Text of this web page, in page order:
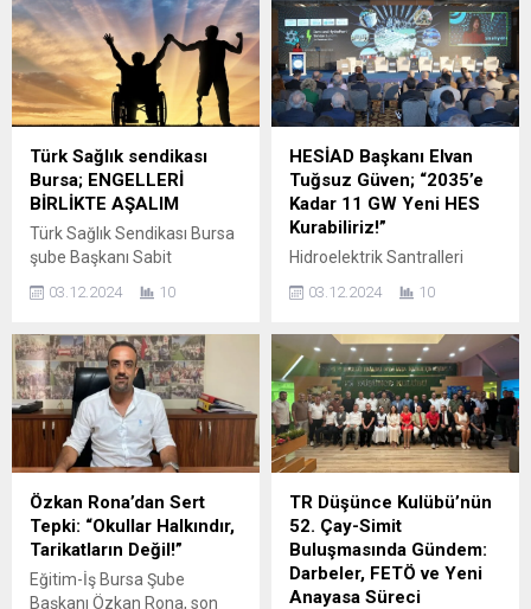
Bu kapsamda Bursa
Karacabey İlçesinde Hürriyet
Köyü Gençlik ve Kadın
Dayanışma Derneği Başkanı
Bayram Efe ve üyeleri de bu
programlara katıldılar. Bu
kapsamda Yeniden Refah
Partisi Genel Başkanı Dr.
Fatih Erbakan bu ilçelerde
yaptığı mitinge deki...
Antalya almaktadır.
Turizmin ülke geneline
yayılması gerekmektedir.
Bunu sağlamak için de ülke
turizmi yerelden ve yerinden
yönetilmelidir.” dedi. Her yıl
15-22 Nisan tarihleri
arasında kutlanan ‘Dünya
Turizm Haftası’ nedeniyle...
Türk Sağlık sendikası
Bursa; ENGELLERİ
BİRLİKTE AŞALIM
Türk Sağlık Sendikası Bursa
şube Başkanı Sabit
Günü nedeniyle yapmış
“Çalışma hayatı ve sosyal
yaşamda engelli bireylerin
karşılaştıkları sorunlara her
daim şahit olmaktayız.
Engelli vatandaşların
toplumsal hayatta hiçbir
zorluk çekmemeleri,
çalışma hayatlarının onlara
göre kolaylaştırılarak
sürdürülebilir bir düzeyde
olması kendilerini temel
03.12.2024 10
HESİAD Başkanı Elvan
Tuğsuz Güven; “2035’e
Kadar 11 GW Yeni HES
Kurabiliriz!”
Hidroelektrik Santralleri
(HESİAD) tarafından bu yıl
Barajları ve Hidroelektrik
Santralleri Zirvesi’, bugün
Ankara’da başladı.
Hidroelektrik kurulu gücü
alanında Türkiye’nin önde
gelen kamu ve özel sektör
liderlerinin katıldığı zirvenin
açılış konuşmaları HESİAD
Başkanı Elvan Tuğsuz
Güven, Andritz Türkiye
Genel Müdürü Frank Mette,
03.12.2024 10
Özkan Rona’dan Sert
Tepki: “Okullar Halkındır,
Tarikatların Değil!”
Eğitim-İş Bursa Şube
Başkanı Özkan Rona, son
TR Düşünce Kulübü’nün
52. Çay-Simit
Buluşmasında Gündem:
Darbeler, FETÖ ve Yeni
Anayasa Süreci